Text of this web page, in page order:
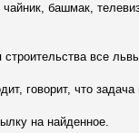
башмак,
все
говорит, что
на найденное.